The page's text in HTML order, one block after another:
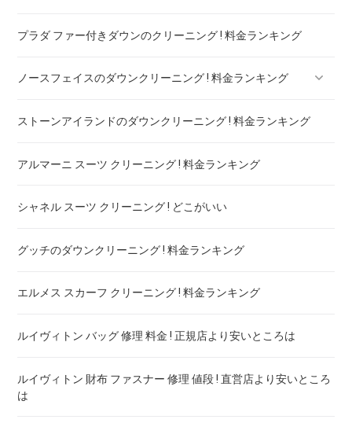
マッキントッシュフィロソフィー ボンディングコート クリー
プラダ ファー付きダウンのクリーニング ! 料金ランキング
ノースフェイスのダウンクリーニング ! 料金ランキング
ノースフェイスのダウンのリペア ! 料金ランキング
ストーンアイランドのダウンクリーニング ! 料金ランキング
アルマーニ スーツ クリーニング ! 料金ランキング
シャネル スーツ クリーニング ! どこがいい
グッチのダウンクリーニング ! 料金ランキング
エルメス スカーフ クリーニング ! 料金ランキング
ルイヴィトン バッグ 修理 料金 ! 正規店より安いところは
ルイヴィトン 財布 ファスナー 修理 値段 ! 直営店より安いところ
は